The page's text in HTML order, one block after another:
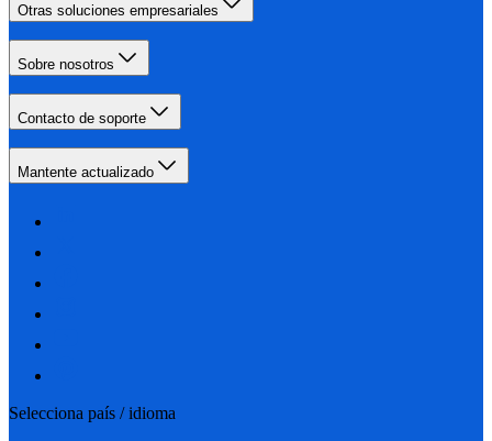
Otras soluciones empresariales
Sobre nosotros
Contacto de soporte
Mantente actualizado
Selecciona país / idioma